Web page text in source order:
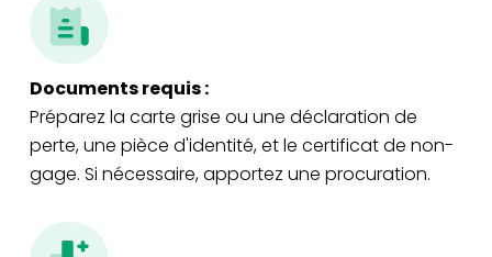
Documents requis :
Préparez la carte grise ou une déclaration de
perte, une pièce d'identité, et le certificat de non-
gage. Si nécessaire, apportez une procuration.